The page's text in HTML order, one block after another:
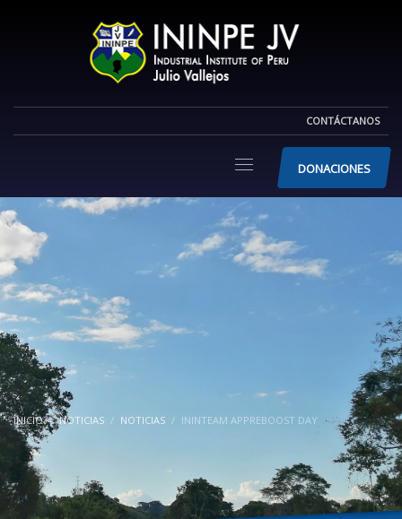
CONTÁCTANOS
DONACIONES
INICIO NOTICIAS NOTICIAS ININTEAM APPREBOOST DAY